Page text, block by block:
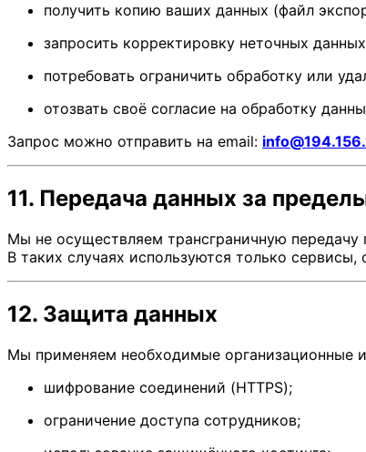
получить копию ваших данных (файл
запросить корректировку неточных
потребовать ограничить обработку или
отозвать своё согласие на обработку
Запрос можно отправить на email:
11. Передача данных за
Мы не осуществляем трансграничную передачу
В таких случаях используются только
12. Защита данных
Мы применяем необходимые организационные
шифрование соединений (HTTPS);
ограничение доступа сотрудников;